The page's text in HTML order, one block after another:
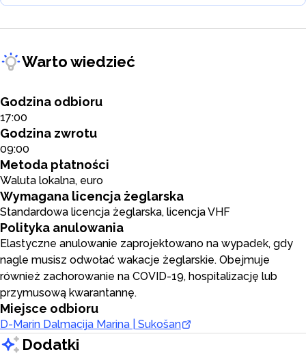
Warto wiedzieć
Godzina odbioru
17:00
Godzina zwrotu
09:00
Metoda płatności
Waluta lokalna, euro
Wymagana licencja żeglarska
Standardowa licencja żeglarska, licencja VHF
Polityka anulowania
Elastyczne anulowanie zaprojektowano na wypadek, gdy
nagle musisz odwołać wakacje żeglarskie. Obejmuje
również zachorowanie na COVID-19, hospitalizację lub
przymusową kwarantannę.
Miejsce odbioru
D-Marin Dalmacija Marina | Sukošan
Dodatki